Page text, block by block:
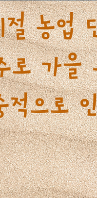
강남노래주점알바
지 태국마사지알바
룸알바 부산여성알바